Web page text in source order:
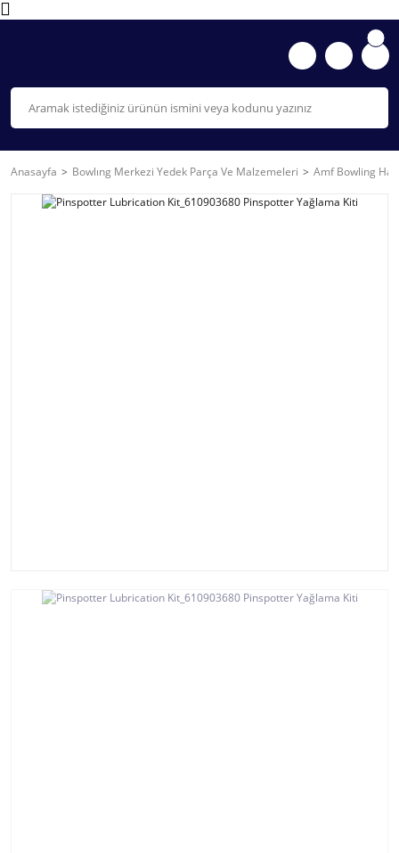
Anasayfa Bowlıng Merkezi Yedek Parça Ve Malzemeleri Amf Bowling Hat